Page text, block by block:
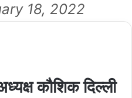
18, 2022
कौशिक दिल्ली